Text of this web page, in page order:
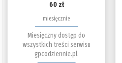
60 zł
miesięcznie
Miesięczny dostęp do
wszystkich treści serwisu
gpcodziennie.pl.